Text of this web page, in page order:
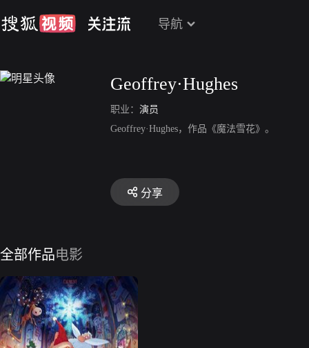
导航
Geoffrey·Hughes
职业： 演员
Geoffrey·Hughes，作品《魔法雪花》。
分享
全部作品电影